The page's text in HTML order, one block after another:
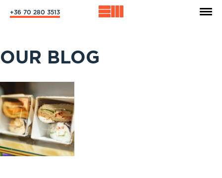
+36 70 280 3513
OUR BLOG